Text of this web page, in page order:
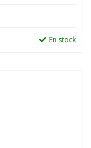
En stock